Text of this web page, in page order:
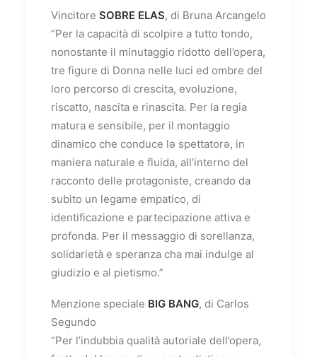
Vincitore SOBRE ELAS, di Bruna Arcangelo
“Per la capacità di scolpire a tutto tondo,
nonostante il minutaggio ridotto dell’opera,
tre figure di Donna nelle luci ed ombre del
loro percorso di crescita, evoluzione,
riscatto, nascita e rinascita. Per la regia
matura e sensibile, per il montaggio
dinamico che conduce lə spettatorə, in
maniera naturale e fluida, all’interno del
racconto delle protagoniste, creando da
subito un legame empatico, di
identificazione e partecipazione attiva e
profonda. Per il messaggio di sorellanza,
solidarietà e speranza cha mai indulge al
giudizio e al pietismo.”
Menzione speciale BIG BANG, di Carlos
Segundo
“Per l’indubbia qualità autoriale dell’opera,